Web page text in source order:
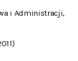
i Administracji,